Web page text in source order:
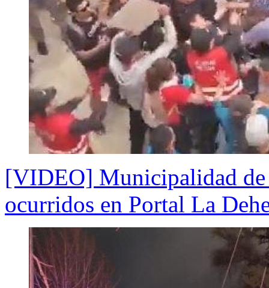
[VIDEO] Municipalidad de
ocurridos en Portal La